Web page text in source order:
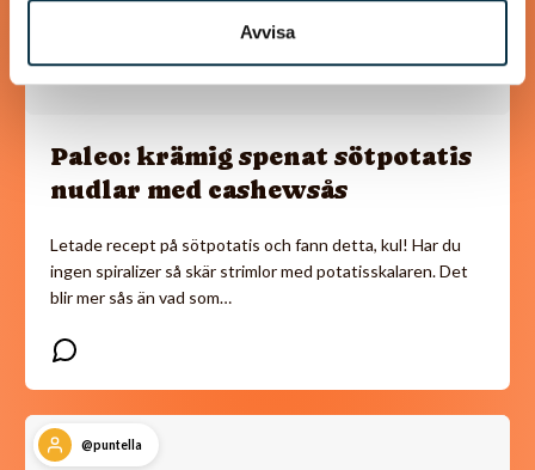
Avvisa
Paleo: krämig spenat sötpotatis
nudlar med cashewsås
Letade recept på sötpotatis och fann detta, kul! Har du
ingen spiralizer så skär strimlor med potatisskalaren. Det
blir mer sås än vad som…
@puntella